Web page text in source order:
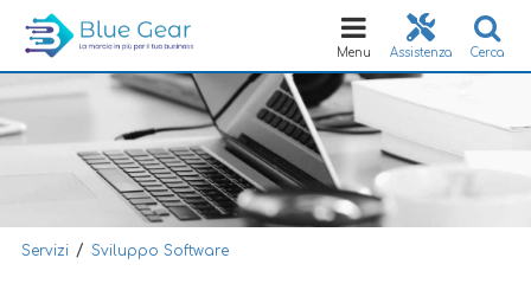
Cerca
Assistenza
Toggle
navigation
Menu
Servizi / Sviluppo Software